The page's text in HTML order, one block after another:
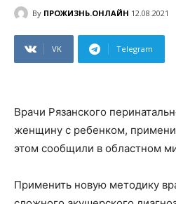
By ПРОЖИЗНЬ.ОНЛАЙН 12.08.2021
VK Telegram
Врачи Рязанского
женщину с ребенком,
этом сообщили в областном
Применить новую методику